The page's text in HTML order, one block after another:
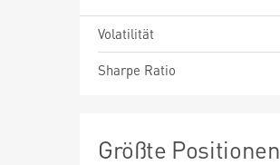
Volatilität
Sharpe Ratio
Größte Positionen